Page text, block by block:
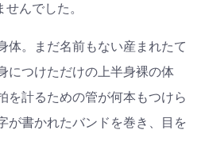
んでした。
体。まだ名前もない産まれたて
につけただけの上半身裸の体
を計るための管が何本もつけら
が書かれたバンドを巻き、目を